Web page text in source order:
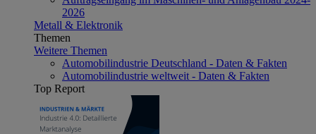
2026
Metall & Elektronik
Themen
Weitere Themen
Automobilindustrie Deutschland - Daten & Fakten
Automobilindustrie weltweit - Daten & Fakten
Top Report